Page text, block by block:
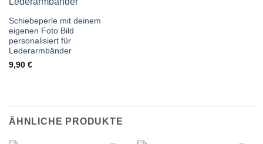
Schiebeperle mit deinem
eigenen Foto Bild
personalisiert für
Lederarmbänder
9,90 €
ÄHNLICHE PRODUKTE